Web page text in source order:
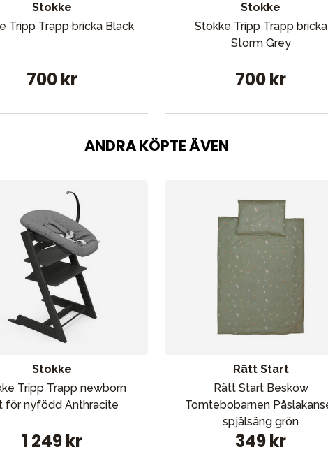
Stokke
Tripp Trapp bricka Black
700 kr
Stokke
Stokke Tripp Trapp bricka
Storm Grey
700 kr
ANDRA KÖPTE ÄVEN
Stokke
Tripp Trapp newborn
för nyfödd Anthracite
1 249 kr
Rätt Start
Rätt Start Beskow
Tomtebobarnen
spjälsäng grön
349 kr